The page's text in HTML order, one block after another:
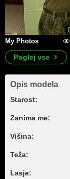
My Photos
Poglej vse
Opis modela
Starost:
Zanima me:
Višina:
Teža:
Lasje: